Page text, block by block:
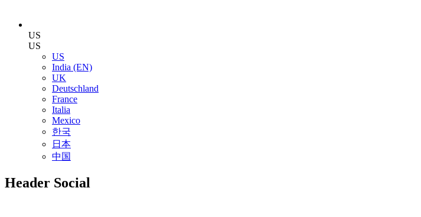
US
US
US
India (EN)
UK
Deutschland
France
Italia
Mexico
한국
日本
中国
Header Social